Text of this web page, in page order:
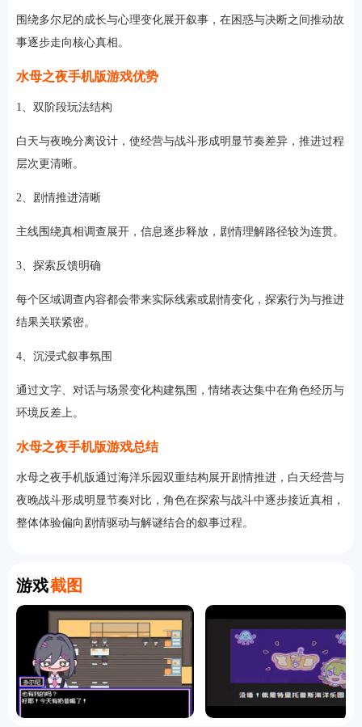
围绕多尔尼的成长与心理变化展开叙事，在困惑与决断之间推动故
事逐步走向核心真相。
水母之夜手机版游戏优势
1、双阶段玩法结构
白天与夜晚分离设计，使经营与战斗形成明显节奏差异，推进过程
层次更清晰。
2、剧情推进清晰
主线围绕真相调查展开，信息逐步释放，剧情理解路径较为连贯。
3、探索反馈明确
每个区域调查内容都会带来实际线索或剧情变化，探索行为与推进
结果关联紧密。
4、沉浸式叙事氛围
通过文字、对话与场景变化构建氛围，情绪表达集中在角色经历与
环境反差上。
水母之夜手机版游戏总结
水母之夜手机版通过海洋乐园双重结构展开剧情推进，白天经营与
夜晚战斗形成明显节奏对比，角色在探索与战斗中逐步接近真相，
整体体验偏向剧情驱动与解谜结合的叙事过程。
游戏截图
Screenshot